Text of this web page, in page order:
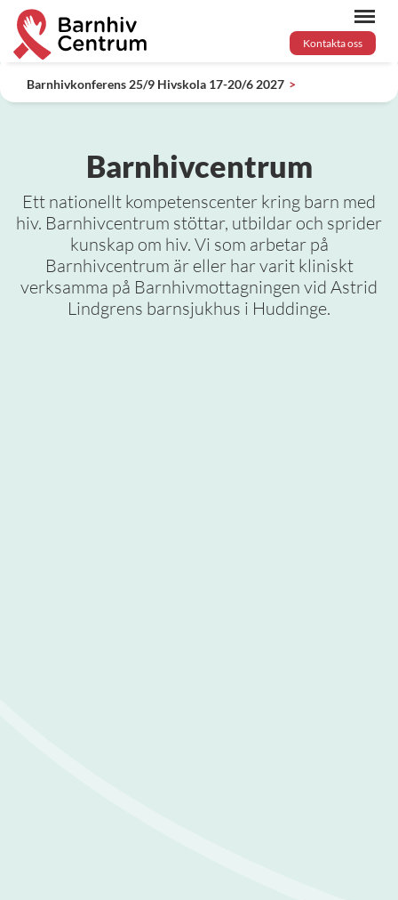
Kontakta oss
Barnhivcentrum
Ett nationellt kompetenscenter kring barn med
hiv. Barnhivcentrum stöttar, utbildar och sprider
kunskap om hiv. Vi som arbetar på
Barnhivcentrum är eller har varit kliniskt
verksamma på Barnhivmottagningen vid Astrid
Lindgrens barnsjukhus i Huddinge.
Barnhivkonferens 25/9 Hivskola 17-20/6 2027